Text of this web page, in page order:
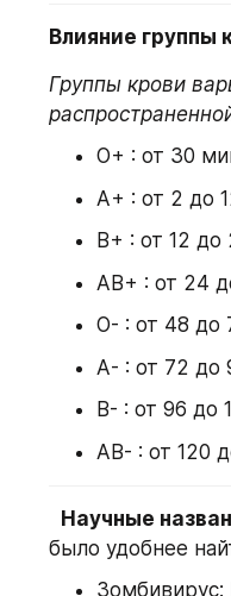
Влияние группы
Группы крови
О+ : от 30
А+ : от 2 до
В+ : от 12 до
АВ+ : от 24
О- : от 48 до
А- : от 72 до
В- : от 96 до
АВ- : от 120
Научные
было удобнее